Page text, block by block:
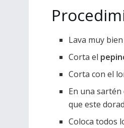
Lava muy bien
Corta el
Corta con el
En una sartén
que este
Coloca todos